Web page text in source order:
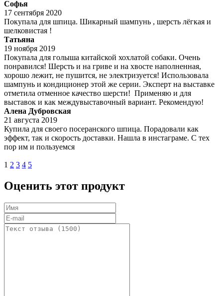
Софья
17 сентября 2020
Покупала для шпица. Шикарный шампунь , шерсть лёгкая и
шелковистая !
Татьяна
19 ноября 2019
Покупала для голыша китайской хохлатой собаки. Очень
понравился! Шерсть и на гриве и на хвосте наполненная,
хорошо лежит, не пушится, не электризуется! Использовала
шампунь и кондиционер этой же серии. Эксперт на выставке
отметила отменное качество шерсти! Применяю и для
выставок и как междувыставочный вариант. Рекомендую!
Алена Дубровская
21 августа 2019
Купила для своего посеранского шпица. Порадовали как
эффект, так и скорость доставки. Нашла в инстаграме. С тех
пор им и пользуемся
1 2 3 4 5
Оценить этот продукт